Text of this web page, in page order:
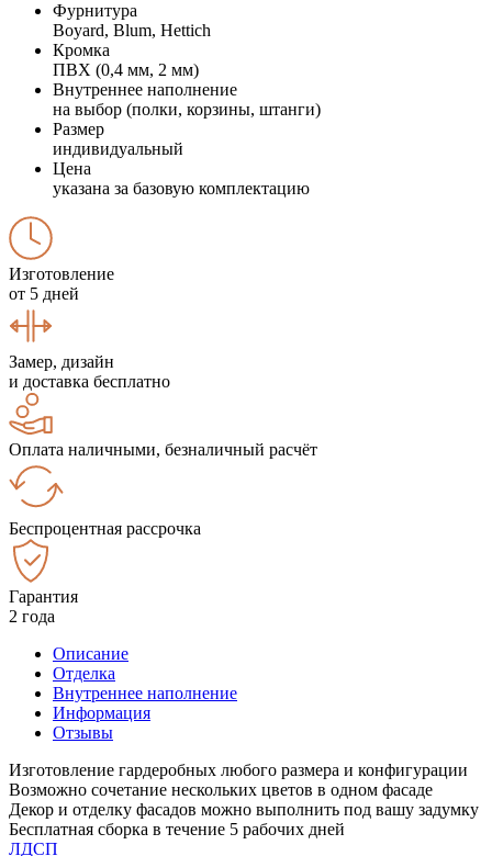
Фурнитура
Boyard, Blum, Hettich
Кромка
ПВХ (0,4 мм, 2 мм)
Внутреннее наполнение
на выбор (полки, корзины, штанги)
Размер
индивидуальный
Цена
указана за базовую комплектацию
Изготовление
от 5 дней
Замер, дизайн
и доставка бесплатно
Оплата наличными, безналичный расчёт
Беспроцентная рассрочка
Гарантия
2 года
Описание
Отделка
Внутреннее наполнение
Информация
Отзывы
Изготовление гардеробных любого размера и конфигурации
Возможно сочетание нескольких цветов в одном фасаде
Декор и отделку фасадов можно выполнить под вашу задумку
Бесплатная сборка в течение 5 рабочих дней
ЛДСП